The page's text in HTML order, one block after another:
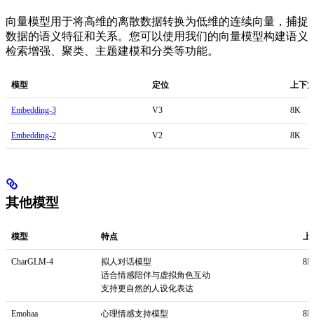
向量模型用于将高维的离散数据转换为低维的连续向量，捕捉
数据的语义特征和关系。您可以使用我们的向量模型构建语义
检索增强、聚类、主题建模和分类等功能。
模型 定位 上下
Embedding-3 V3 8K
Embedding-2 V2 8K
其他模型
模型 特点 上
CharGLM-4
拟人对话模型
适合情感陪伴与虚拟角色互动
支持更自然的人设化表达
8K
Emohaa
心理情感支持模型
8K